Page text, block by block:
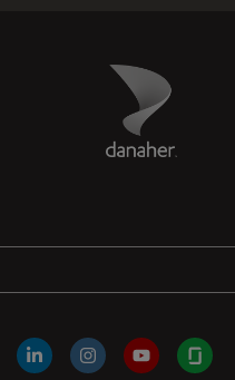
Danaher Logo
LinkedInInstagramYouTube